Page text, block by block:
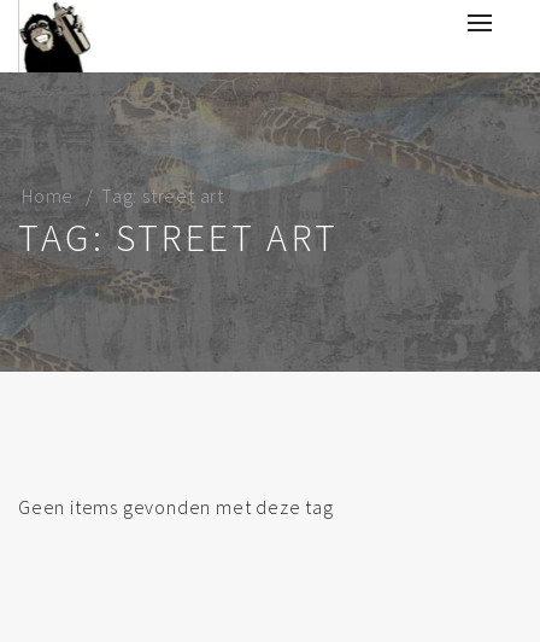
Home Tag: street art
TAG: STREET ART
Geen items gevonden met deze tag